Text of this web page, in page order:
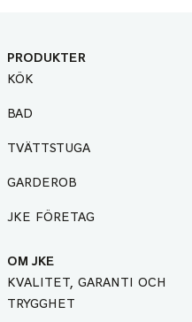
PRODUKTER
KÖK
BAD
TVÄTTSTUGA
GARDEROB
JKE FÖRETAG
OM JKE
KVALITET, GARANTI OCH
TRYGGHET